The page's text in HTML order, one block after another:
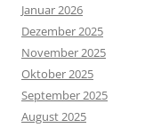
Januar 2026
Dezember 2025
November 2025
Oktober 2025
September 2025
August 2025